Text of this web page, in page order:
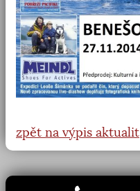
zpět na výpis aktualit